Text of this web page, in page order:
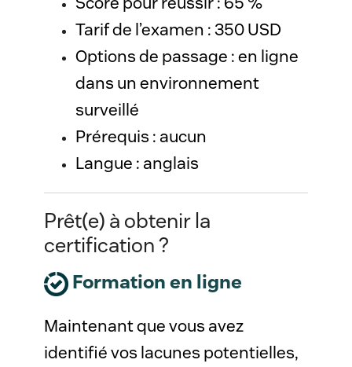
Tarif de l’examen : 350 USD
Options de passage : en ligne
dans un environnement
surveillé
Prérequis : aucun
Langue : anglais
Prêt(e) à obtenir la
certification ?
Formation en ligne
Maintenant que vous avez
identifié vos lacunes potentielles,